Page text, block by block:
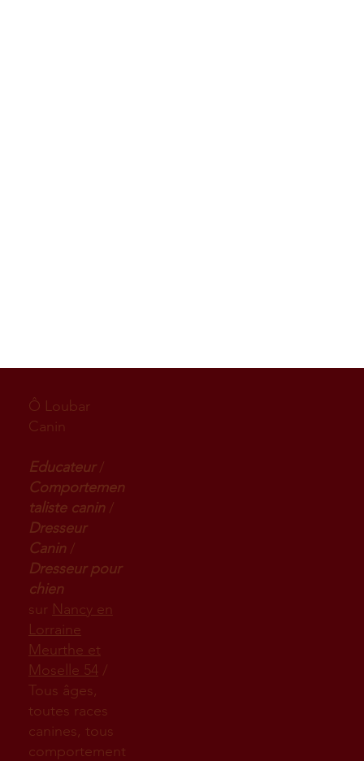
Ô Loubar
Canin
Educateur/
Comportemen
taliste canin/
Dresseur
Canin/
Dresseur pour
chien
sur Nancy en
Lorraine
Meurthe et
Moselle 54/
Tous âges,
toutes races
canines, tous
comportement